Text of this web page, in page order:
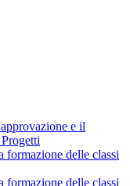
e il
formazione delle classi
formazione delle classi